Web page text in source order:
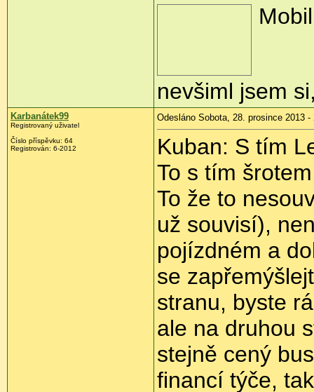
nevšiml jsem
Karbanátek99
Registrovaný uživatel
Číslo příspěvku: 64
Registrován: 6-2012
Odesláno Sobota, 28. prosince 2013 -
Kuban: S tím
To s tím
To že to
už souvisí),
pojízdném a
se
stranu, byste
ale na druhou
stejně cený
financí týče,